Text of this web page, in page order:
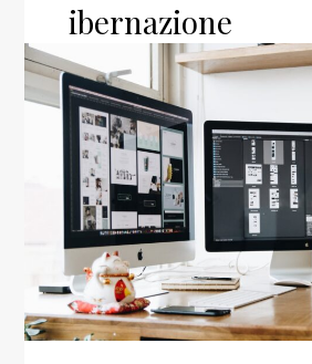
ibernazione